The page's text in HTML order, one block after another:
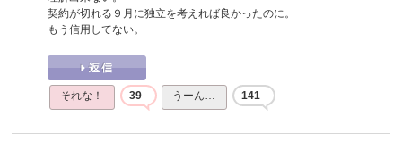
契約が切れる９月に独立を考えれば良かったのに。
もう信用してない。
それな！ 39 うーん… 141